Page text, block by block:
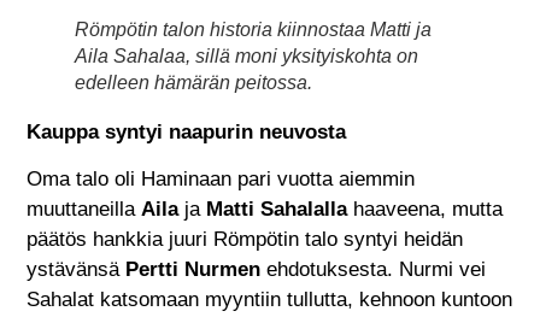
Römpötin talon historia kiinnostaa Matti ja
Aila Sahalaa, sillä moni yksityiskohta on
edelleen hämärän peitossa.
Kauppa syntyi naapurin neuvosta
Oma talo oli Haminaan pari vuotta aiemmin
muuttaneillaAilaja Matti Sahalallahaaveena, mutta
päätös hankkia juuri Römpötin talo syntyi heidän
ystävänsä Pertti Nurmen ehdotuksesta. Nurmi vei
Sahalat katsomaan myyntiin tullutta, kehnoon kuntoon